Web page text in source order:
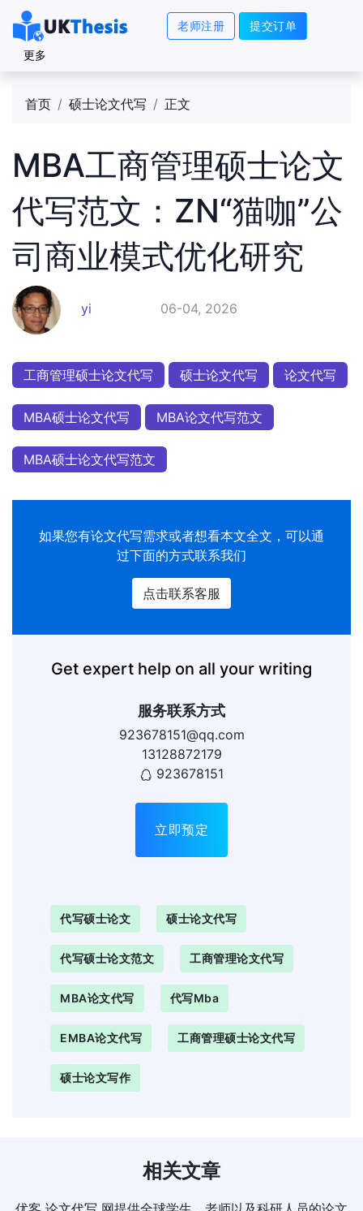
老师注册 提交订单
更多
首页 硕士论文代写 正文
MBA工商管理硕士论文
代写范文：ZN“猫咖”公
司商业模式优化研究
yi 06-04, 2026
工商管理硕士论文代写 硕士论文代写 论文代写
MBA硕士论文代写 MBA论文代写范文
MBA硕士论文代写范文
如果您有论文代写需求或者想看本文全文，可以通
过下面的方式联系我们
点击联系客服
Get expert help on all your writing
服务联系方式
923678151@qq.com
13128872179
923678151
立即预定
代写硕士论文 硕士论文代写
代写硕士论文范文 工商管理论文代写
MBA论文代写 代写mba
EMBA论文代写 工商管理硕士论文代写
硕士论文写作
相关文章